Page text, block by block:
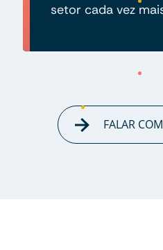
setor cada vez
FALAR